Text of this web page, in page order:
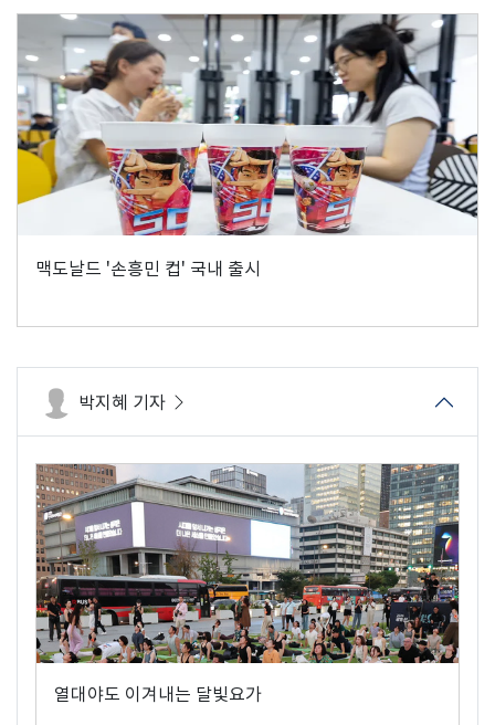
맥도날드 '손흥민 컵' 국내 출시
박지혜 기자
열대야도 이겨내는 달빛요가